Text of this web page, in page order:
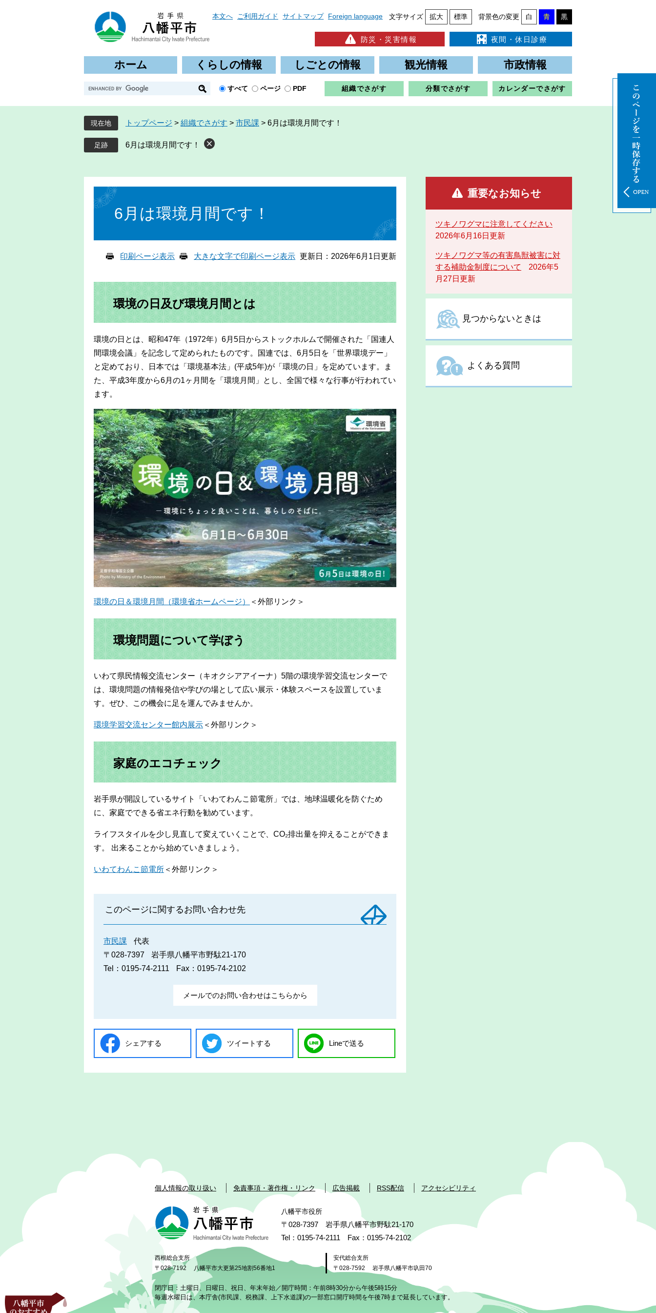
本文へ ご利用ガイド サイトマップ Foreign language 文字サイズ 拡大 標準 背景色の変更 白 青 黒
防災・災害情報 夜間・休日診療
ホーム くらしの情報 しごとの情報 観光情報 市政情報
G
o
g
l
e
カ
すべて ページ PDF 組織でさがす 分類でさがす カレンダーでさがす
現在地 トップページ > 組織でさがす > 市民課 > 6月は環境月間です！
6月は環境月間です！
文
6月は環境月間です！
印刷ページ表示 大きな文字で印刷ページ表示 更新日：2026年6月1日更新
環境の日及び環境月間とは
環境の日とは、昭和47年（1972年）6月5日からストックホルムで開催された「国連人
間環境会議」を記念して定められたものです。国連では、6月5日を「世界環境デー」
と定めており、日本では「環境基本法」(平成5年)が「環境の日」を定めています。ま
た、平成3年度から6月の1ヶ月間を「環境月間」とし、全国で様々な行事が行われてい
ます。
環境の日＆環境月間（環境省ホームページ） ＜外部リンク＞
環境問題について学ぼう
いわて県民情報交流センター（キオクシアアイーナ）5階の環境学習交流センターで
は、環境問題の情報発信や学びの場として広い展示・体験スペースを設置していま
す。ぜひ、この機会に足を運んでみませんか。
環境学習交流センター館内展示 ＜外部リンク＞
家庭のエコチェック
岩手県が開設しているサイト「いわてわんこ節電所」では、地球温暖化を防ぐため
に、家庭でできる省エネ行動を勧めています。
ライフスタイルを少し見直して変えていくことで、CO₂排出量を抑えることができま
す。 出来ることから始めていきましょう。
いわてわんこ節電所 ＜外部リンク＞
このページに関するお問い合わせ先
市民課
代表
〒028-7397
岩手県八幡平市野駄21-170
Tel：0195-74-2111
Fax：0195-74-2102
メールでのお問い合わせはこちらから
シェアする ツイートする Lineで送る
重要なお知らせ
ツキノワグマに注意してください
2026年6月16日更新
ツキノワグマ等の有害鳥獣被害に対
する補助金制度について
2026年5
月27日更新
見つからないときは
よくある質問
個人情報の取り扱い 免責事項・著作権・リンク 広告掲載 RSS配信 アクセシビリティ
八幡平市役所
〒028-7397 岩手県八幡平市野駄21-170
Tel：0195-74-2111 Fax：0195-74-2102
西根総合支所
〒028-7192
八幡平市大更第25地割56番地1
安代総合支所
〒028-7592
岩手県八幡平市叺田70
閉庁日：土曜日、日曜日、祝日、年末年始／開庁時間：午前8時30分から午後5時15分
毎週水曜日は、本庁舎(市民課、税務課、上下水道課)の一部窓口開庁時間を午後7時まで延長しています。